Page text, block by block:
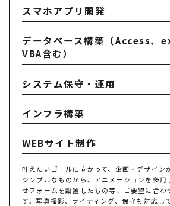
スマホアプリ開発
データベース構築（Access、
VBA含む）
システム保守・運用
インフラ構築
WEBサイト制作
叶えたいゴールに向かって、企画・デザイン
シンプルなものから、アニメーションを多用
せフォームを設置したもの等、ご要望に合わ
す。写真撮影、ライティング、保守も対応し